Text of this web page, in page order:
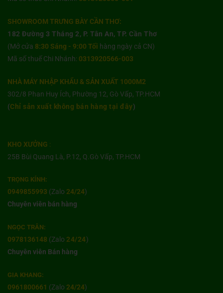
SHOWROOM TRƯNG BÀY CẦN THƠ:
182 Đường 3 Tháng 2, P. Tân An, TP. Cần Thơ
(Mở cửa 8:30 Sáng - 9:00 Tối hàng ngày cả CN)
Mã số thuế Chi Nhánh: 0313920566-003
NHÀ MÁY NHẬP KHẨU & SẢN XUẤT 1000M2
302/8 Phan Huy Ích, Phường 12, Gò Vấp, TP.HCM
(Chỉ sản xuất không bán hàng tại đây)
KHO XƯỞNG :
25B Bùi Quang Là, P.12, Q.Gò Vấp, TP.HCM
TRỌNG KÍNH:
0949855993 (Zalo 24/24)
Chuyên viên bán hàng
NGỌC TRÂN:
0978136148 (Zalo 24/24)
Chuyên viên Bán hàng
GIA KHANG:
0961800661 (Zalo 24/24)